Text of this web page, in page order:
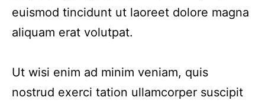
euismod tincidunt ut laoreet dolore magna
aliquam erat volutpat.
Ut wisi enim ad minim veniam, quis
nostrud exerci tation ullamcorper suscipit